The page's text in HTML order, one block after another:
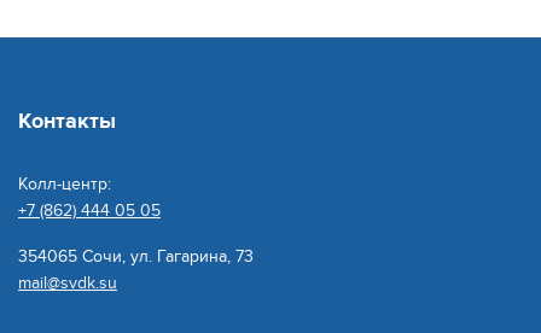
Контакты
Колл-центр:
+7 (862) 444 05 05
354065 Сочи, ул. Гагарина, 73
mail@svdk.su